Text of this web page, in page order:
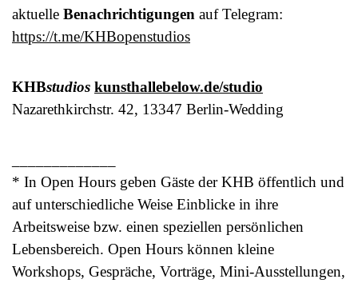
aktuelle Benachrichtigungen auf Telegram:
https://t.me/KHBopenstudios
KHBstudios kunsthallebelow.de/studio
Nazarethkirchstr. 42, 13347 Berlin-Wedding
* In Open Hours geben Gäste der KHB öffentlich und
auf unterschiedliche Weise Einblicke in ihre
Arbeitsweise bzw. einen speziellen persönlichen
Lebensbereich. Open Hours können kleine
Workshops, Gespräche, Vorträge, Mini-Ausstellungen,